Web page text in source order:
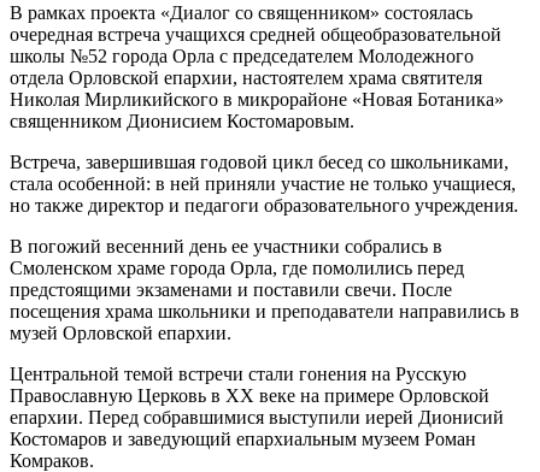
В рамках проекта «Диалог со священником» состоялась
очередная встреча учащихся средней общеобразовательной
школы №52 города Орла с председателем Молодежного
отдела Орловской епархии, настоятелем храма святителя
Николая Мирликийского в микрорайоне «Новая Ботаника»
священником Дионисием Костомаровым.
Встреча, завершившая годовой цикл бесед со школьниками,
стала особенной: в ней приняли участие не только учащиеся,
но также директор и педагоги образовательного учреждения.
В погожий весенний день ее участники собрались в
Смоленском храме города Орла, где помолились перед
предстоящими экзаменами и поставили свечи. После
посещения храма школьники и преподаватели направились в
музей Орловской епархии.
Центральной темой встречи стали гонения на Русскую
Православную Церковь в XX веке на примере Орловской
епархии. Перед собравшимися выступили иерей Дионисий
Костомаров и заведующий епархиальным музеем Роман
Комраков.